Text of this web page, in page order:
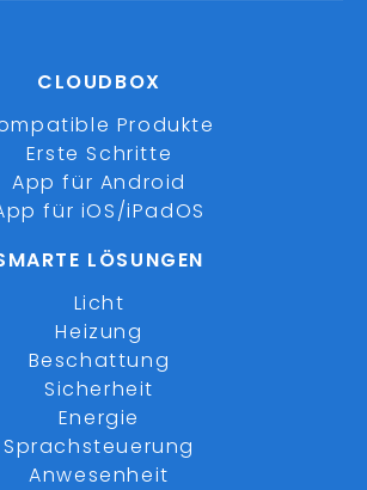
CLOUDBOX
Produkte
Erste Schritte
App für Android
für iOS/iPadOS
LÖSUNGEN
Licht
Heizung
Beschattung
Sicherheit
Energie
Sprachsteuerung
Anwesenheit